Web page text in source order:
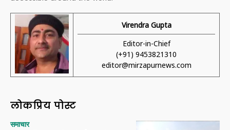
Virendra Gupta
Editor-in-Chief
(+91) 9453821310
editor@mirzapurnews.com
लोकप्रिय पोस्ट
समाचार